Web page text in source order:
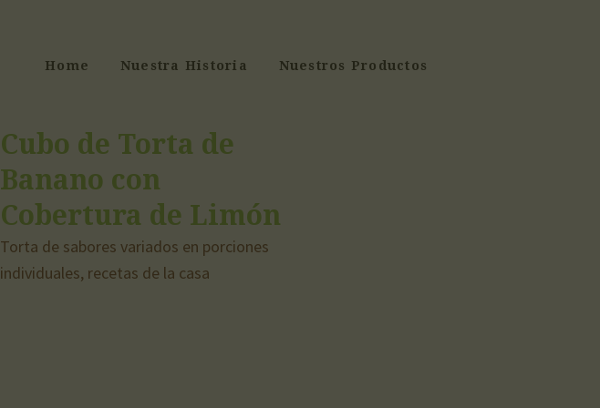
Home Nuestra Historia Nuestros Productos
Cubo de Torta de
Banano con
Cobertura de Limón
Torta de sabores variados en porciones
individuales, recetas de la casa